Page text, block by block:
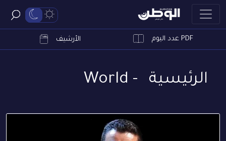
PDF عدد اليوم الأرشيف
اﻟﺮﺋﻴﺴﻴﺔ - World